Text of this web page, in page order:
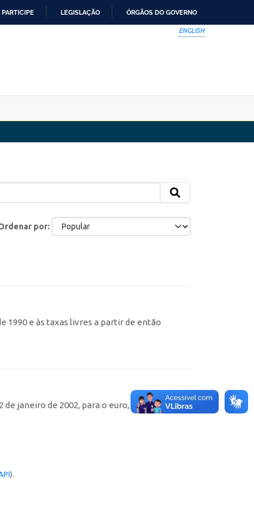
PARTICIPE LEGISLAÇÃO ÓRGÃOS DO GOVERNO
ENGLISH
por
1990 e às taxas livres a partir de então
janeiro de 2002, para o euro, e desde 28 de
).